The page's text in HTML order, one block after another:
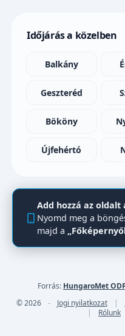
Időjárás a közelben
Balkány
Geszteréd
Bököny
Újfehértó
Add hozzá az
Nyomd meg a
majd a
Forrás: HungaroMet
© 2026
- Jogi nyilatkozat |
|
Rólunk